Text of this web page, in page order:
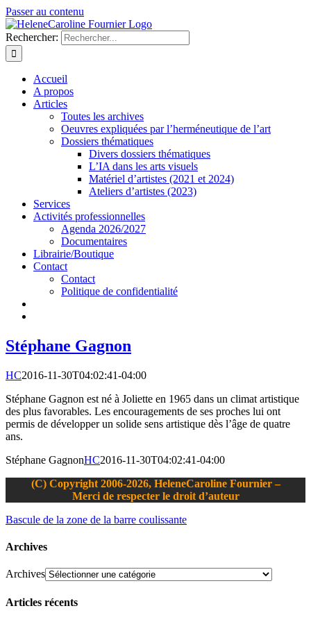
Passer au contenu
Rechercher:
Accueil
A propos
Articles
Toutes les archives
Oeuvres expliquées par l’herméneutique de l’art
Dossiers thématiques
Divers dossiers thématiques
L’IA dans les arts visuels
Matériel d’artistes (2021 et 2024)
Ateliers d’artistes (2023)
Services
Activités professionnelles
Agenda 2026/2027
Documentaires
Librairie/Boutique
Contact
Contact
Politique de confidentialité
Stéphane Gagnon
HC2016-11-30T04:02:41-04:00
Stéphane Gagnon est né à Joliette en 1965 dans un climat artistique
des plus favorables. Les encouragements de ses proches lui ont
permis de développer un solide sens artistique dès l’âge de quatre
ans.
Stéphane GagnonHC2016-11-30T04:02:41-04:00
(C) Copyright 2006-2026, HeleneCaroline Fournier –
Merci de respecter le droit d’auteur
Bascule de la zone de la barre coulissante
Archives
Archives
Articles récents